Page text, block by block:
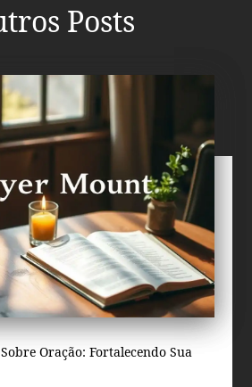
Posts
Oração: Fortalecendo Sua